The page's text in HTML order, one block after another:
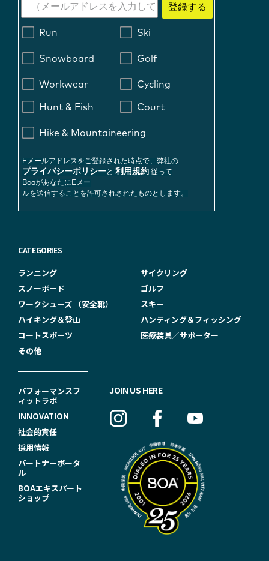
登録する
Run Ski
Snowboard Golf
Workwear Cycling
Hunt & Fish Court
Hike & Mountaineering
Eメールアドレスをご登録された時点で、弊社の
プライバシーポリシーと 利用規約 従って
BoaがあなたにEメー
ルを送信することを許可されされたものとします。
CATEGORIES
ランニング
サイクリング
スノーボード
ゴルフ
ワークシューズ （安全靴）
スキー
ハイキング＆登山
ハンティング＆フィッシング
コートスポーツ
医療装具／サポーター
その他
F
O
O
T
E
R
パフォーマンスフ
ィットラボ
INNOVATION
社会的責任
採用情報
パートナーポータ
ル
BOAエキスパート
ショップ
JOIN US HERE